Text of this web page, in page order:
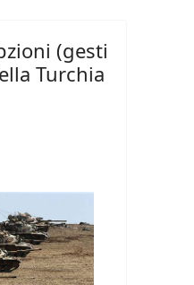
(gesti
Turchia